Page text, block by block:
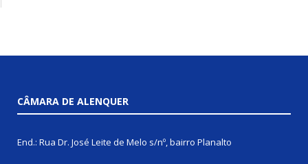
CÂMARA DE ALENQUER
End.: Rua Dr. José Leite de Melo s/nº, bairro Planalto